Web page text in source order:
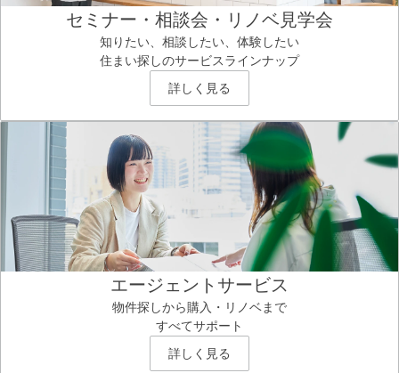
セミナー・相談会・リノベ見学会
知りたい、相談したい、体験したい
住まい探しのサービスラインナップ
詳しく見る
エージェントサービス
物件探しから購入・リノベまで
すべてサポート
詳しく見る